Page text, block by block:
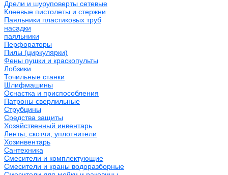
Дрели и шуруповерты сетевые
Клеевые пистолеты и стержни
Паяльники пластиковых труб
насадки
паяльники
Перфораторы
Пилы (циркулярки)
Фены пушки и краскопульты
Лобзики
Точильные станки
Шлифмашины
Оснастка и приспособления
Патроны сверлильные
Струбцины
Средства защиты
Хозяйственный инвентарь
Ленты, скотчи, уплотнители
Хозинвентарь
Сантехника
Смесители и комплектующие
Смесители и краны водоразборные